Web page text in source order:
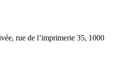
rue de l’imprimerie 35, 1000